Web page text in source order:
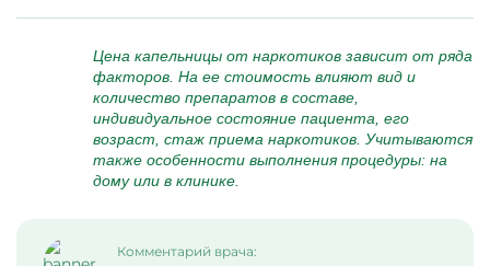
Цена капельницы от наркотиков зависит от ряда
факторов. На ее стоимость влияют вид и
количество препаратов в составе,
индивидуальное состояние пациента, его
возраст, стаж приема наркотиков. Учитываются
также особенности выполнения процедуры: на
дому или в клинике.
Комментарий врача: